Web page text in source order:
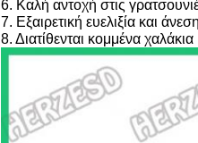
6. Καλή αντοχή στις
7. Εξαιρετική ευελιξία και
8. Διατίθενται κομμένα